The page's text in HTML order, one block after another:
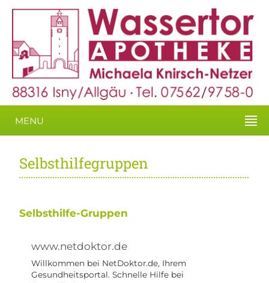
MENU
Selbsthilfegruppen
Selbsthilfe-Gruppen
www.netdoktor.de
Willkommen bei NetDoktor.de, Ihrem
Gesundheitsportal. Schnelle Hilfe bei